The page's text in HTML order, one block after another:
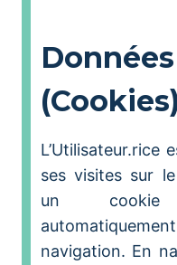
(Cookies)
L’Utilisateur.rice
ses visites sur
un cookie
navigation. En